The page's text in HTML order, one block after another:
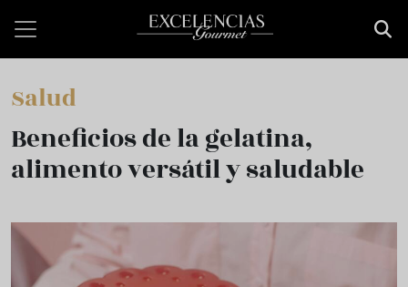
Salud
Beneficios de la gelatina,
alimento versátil y saludable